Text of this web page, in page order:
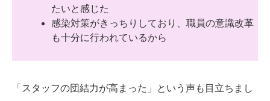
たいと感じた
感染対策がきっちりしており、職員の意識改革
も十分に行われているから
「スタッフの団結力が高まった」という声も目立ちまし